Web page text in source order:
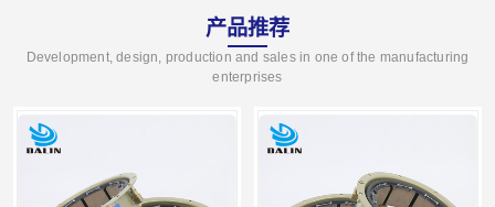
产品推荐
Development, design, production and sales in one of the manufacturing
enterprises